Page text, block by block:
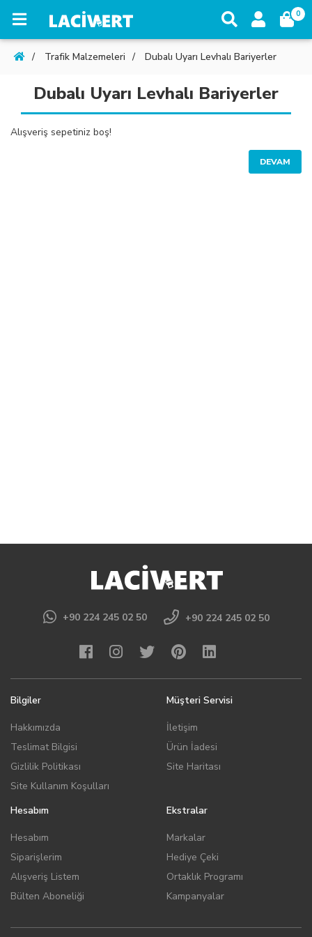
0
Trafik Malzemeleri Dubalı Uyarı Levhalı Bariyerler
Dubalı Uyarı Levhalı Bariyerler
Alışveriş sepetiniz boş!
DEVAM
+90 224 245 02 50 +90 224 245 02 50
Bilgiler
Hakkımızda
Teslimat Bilgisi
Gizlilik Politikası
Site Kullanım Koşulları
Müşteri Servisi
İletişim
Ürün İadesi
Site Haritası
Hesabım
Hesabım
Siparişlerim
Alışveriş Listem
Bülten Aboneliği
Ekstralar
Markalar
Hediye Çeki
Ortaklık Programı
Kampanyalar